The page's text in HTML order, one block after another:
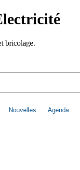
bricolage.
Nouvelles Agenda